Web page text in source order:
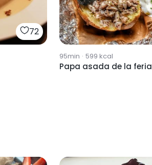
72
95min · 599 kcal
Papa asada de la feria